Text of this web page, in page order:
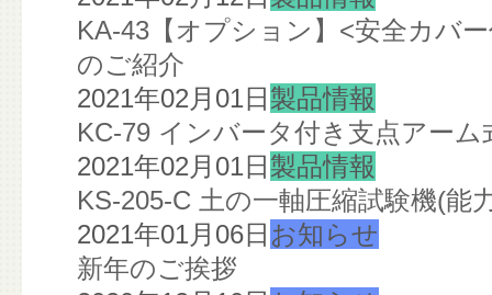
KA-43【オプション】<安全カバ
のご紹介
2021年02月01日 製品情報
KC-79 インバータ付き支点アー
2021年02月01日 製品情報
KS-205-C 土の一軸圧縮試験機(能
2021年01月06日 お知らせ
新年のご挨拶